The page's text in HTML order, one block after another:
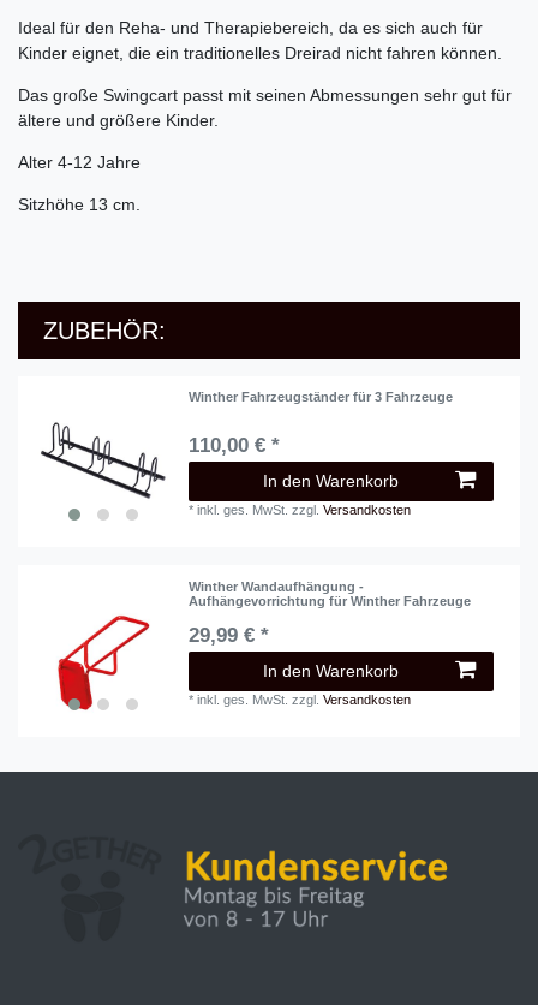
Ideal für den Reha- und Therapiebereich, da es sich auch für
Kinder eignet, die ein traditionelles Dreirad nicht fahren können.
Das große Swingcart passt mit seinen Abmessungen sehr gut für
ältere und größere Kinder.
Alter 4-12 Jahre
Sitzhöhe 13 cm.
ZUBEHÖR:
Winther Fahrzeugständer für 3 Fahrzeuge
110,00 € *
In den Warenkorb
*inkl. ges. MwSt. zzgl.Versandkosten
Winther Wandaufhängung -
Aufhängevorrichtung für Winther Fahrzeuge
29,99 € *
In den Warenkorb
*inkl. ges. MwSt. zzgl.Versandkosten